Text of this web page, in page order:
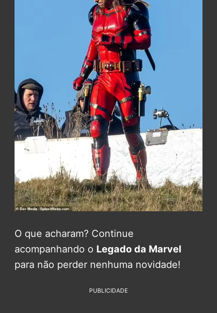
O que acharam? Continue
acompanhando o Legado da Marvel
para não perder nenhuma novidade!
PUBLICIDADE